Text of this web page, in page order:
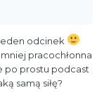
odcinek
pracochłonna
po prostu podcast
samą siłę?